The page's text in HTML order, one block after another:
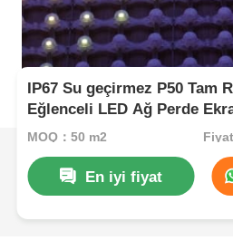
IP67 Su geçirmez P50 Tam
Eğlenceli LED Ağ Perde
MOQ：50 m2
En iyi fiyat